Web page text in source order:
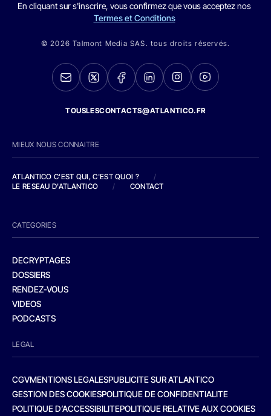
En cliquant sur s'inscrire, vous confirmez que vous acceptez nos
Termes et Conditions
© 2026 Talmont Media SAS. tous droits réservés.
TOUSLESCONTACTS@ATLANTICO.FR
MIEUX NOUS CONNAITRE
ATLANTICO C'EST QUI, C'EST QUOI ?
/
LE RESEAU D'ATLANTICO
/ CONTACT
CATEGORIES
DECRYPTAGES
DOSSIERS
RENDEZ-VOUS
VIDEOS
PODCASTS
LEGAL
CGVMENTIONS LEGALESPUBLICITE SUR ATLANTICO
GESTION DES COOKIESPOLITIQUE DE CONFIDENTIALITE
POLITIQUE D’ACCESSIBILITEPOLITIQUE RELATIVE AUX COOKIES